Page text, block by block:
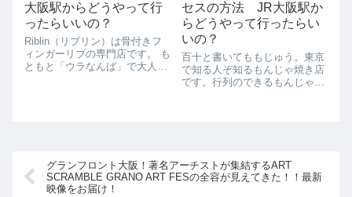
大阪駅からどうやって行
ったらいいの？
Riblin（リブリン）は骨付きフ
ィンガーリブの専門店です。 も
ともと「ウラなんば」で大人気
セスの方法 JR大阪駅か
らどうやって行ったらい
いの？
百十と書いてももじゅう。東京
で知る人ぞ知るもんじゃ焼き店
です。行列のできるもんじゃ焼
グランフロント大阪！著名アーチストが集結するART
SCRAMBLE GRANO ART FESの全容が見えてきた！！最新
映像をお届け！